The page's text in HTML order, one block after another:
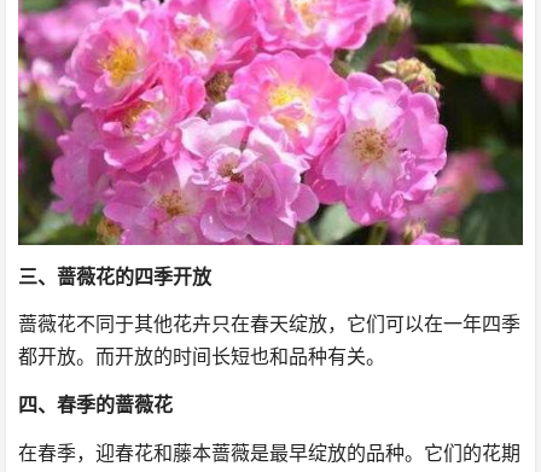
三、蔷薇花的四季开放
蔷薇花不同于其他花卉只在春天绽放，它们可以在一年四季
都开放。而开放的时间长短也和品种有关。
四、春季的蔷薇花
在春季，迎春花和藤本蔷薇是最早绽放的品种。它们的花期